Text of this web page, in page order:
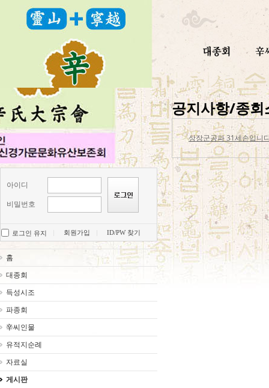
아이디
비밀번호
로그인 유지 회원가입 ID/PW 찾기
홈
대종회
득성시조
파종회
辛씨인물
유적지순례
자료실
게시판
공지사항/종회
상장군공파 31세손입니